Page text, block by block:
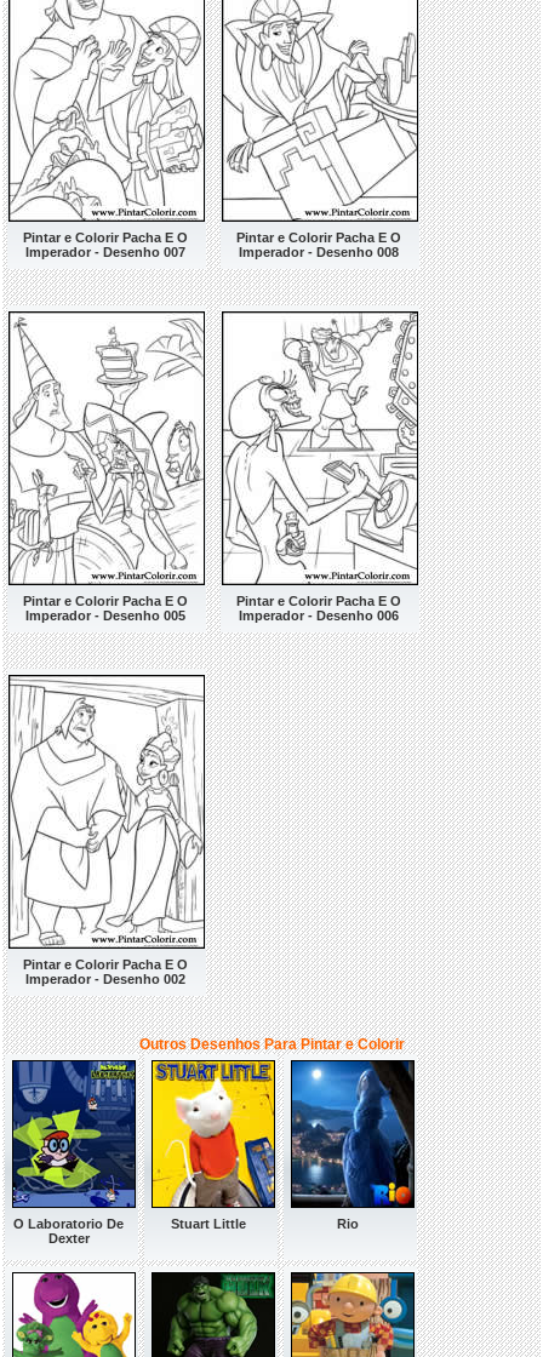
Pintar e Colorir Pacha E O
Imperador - Desenho 007
Pintar e Colorir Pacha E O
Imperador - Desenho 008
Pintar e Colorir Pacha E O
Imperador - Desenho 005
Pintar e Colorir Pacha E O
Imperador - Desenho 006
Pintar e Colorir Pacha E O
Imperador - Desenho 002
Outros Desenhos Para Pintar e Colorir
O Laboratorio De
Dexter
Stuart Little Rio